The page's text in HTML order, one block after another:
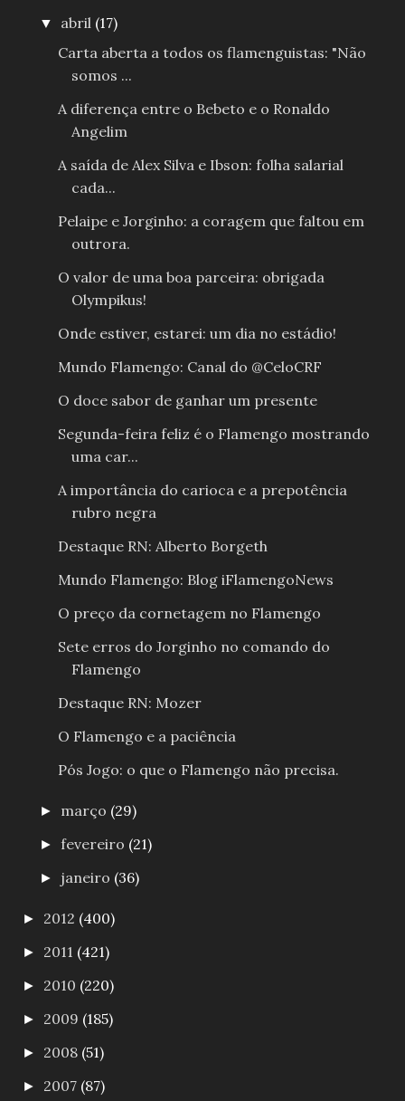
▼ abril (17)
Carta aberta a todos os flamenguistas: "Não
somos ...
A diferença entre o Bebeto e o Ronaldo
Angelim
A saída de Alex Silva e Ibson: folha salarial
cada...
Pelaipe e Jorginho: a coragem que faltou em
outrora.
O valor de uma boa parceira: obrigada
Olympikus!
Onde estiver, estarei: um dia no estádio!
Mundo Flamengo: Canal do @CeloCRF
O doce sabor de ganhar um presente
Segunda-feira feliz é o Flamengo mostrando
uma car...
A importância do carioca e a prepotência
rubro negra
Destaque RN: Alberto Borgeth
Mundo Flamengo: Blog iFlamengoNews
O preço da cornetagem no Flamengo
Sete erros do Jorginho no comando do
Flamengo
Destaque RN: Mozer
O Flamengo e a paciência
Pós Jogo: o que o Flamengo não precisa.
► março (29)
►fevereiro (21)
► janeiro (36)
► 2012 (400)
► 2011 (421)
► 2010 (220)
► 2009 (185)
► 2008 (51)
► 2007 (87)